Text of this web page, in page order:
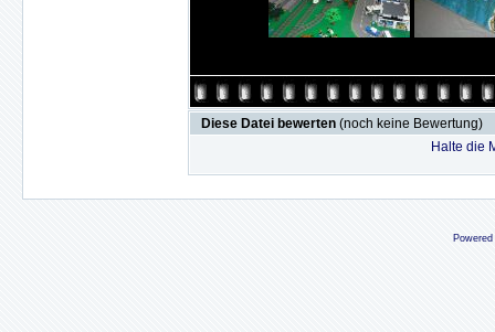
Diese Datei bewerten (noch keine Bewertung)
Halte die